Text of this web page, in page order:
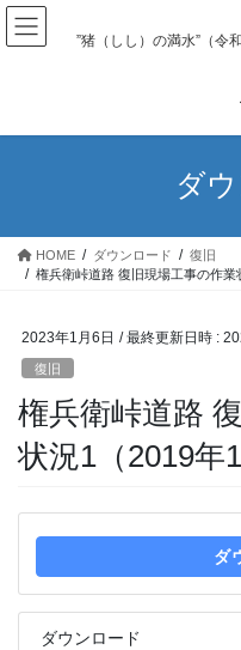
コ
ン
へ
プ
ナ
ビ
ョ
動
”猪（しし）の満水”（令
ダ
HOME ダウンロード
復旧
権兵衛峠道路 復旧現場工事の作業
2023年1月6日 / 最終更新日時 :
復旧
権兵衛峠道路
状況1（2019年
ダ
ダウンロード